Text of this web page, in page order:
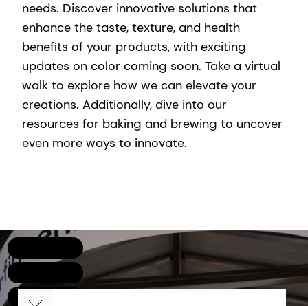
needs. Discover innovative solutions that
enhance the taste, texture, and health
benefits of your products, with exciting
updates on color coming soon. Take a virtual
walk to explore how we can elevate your
creations. Additionally, dive into our
resources for baking and brewing to uncover
even more ways to innovate.